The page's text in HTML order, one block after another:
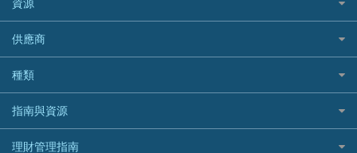
Rabbit Credit月兔信貸
Standard Chartered 渣打銀行
UA 亞洲聯合財務
WeLab Bank
WeLend 貸款
Airwallex信用卡
樓宇火險
長者嘆世界
家庭親子遊
自駕遊比較
相機有得保
中國銀行
Bolttech 保特
Blue Cross 藍十字
中國平安
HSBC滙豐銀行
Zurich蘇黎世汽車保險
QBE昆士蘭汽車保險
平安汽車保險
老虎證券
uSMART 盈立證券
華盛証券
長橋證券
WeBull微牛證券
漲樂全球通｜華泰國際
OSL
Webull微牛證券好唔好？
Longbridge長橋證券好唔好？
老虎證券好唔好？
華盛証券好唔好？
漲樂全球通好唔好？
IB盈透證券好唔好？
股票戶口開戶
證券行邊間好？
港股5隻高息ETF精選
什麼是ETF？
香港30大高息股排行
供應商
銀行戶口比較
尊尚銀行戶口
Citi Plus
中信銀行inMotion
種類
定期存款
港元定存
指南與資源
理財資訊
理財管理指南